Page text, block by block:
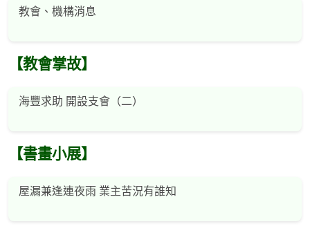
教會、機構消息
【教會掌故】
海豐求助 開設支會（二）
【書畫小展】
屋漏兼逢連夜雨 業主苦況有誰知